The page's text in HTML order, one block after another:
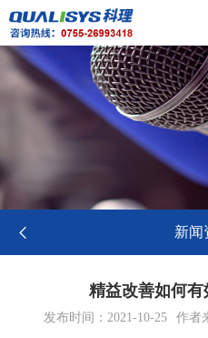
 新闻
精益改善如何
发布时间：2021-10-25 作者